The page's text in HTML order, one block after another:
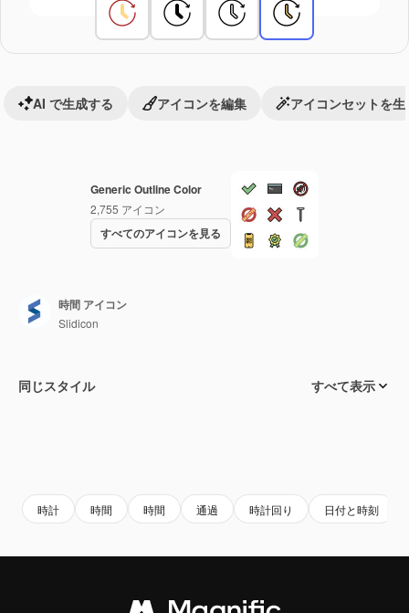
Generic Outline Color
2,755 アイコン
すべてのアイコンを見る
AI で生成する アイコンを編集 アイコンセットを生
時間 アイコン
Slidicon
同じスタイル すべて表示
時計 時間 時間 通過 時計回り 日付と時刻